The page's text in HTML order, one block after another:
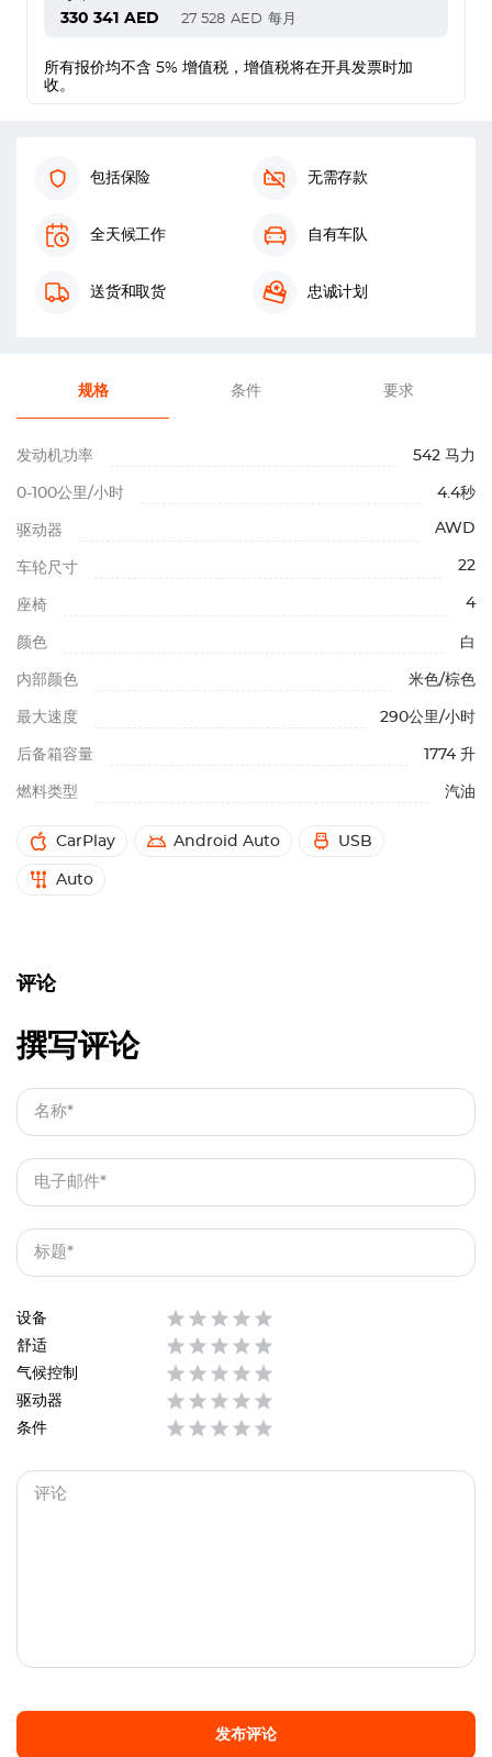
330 341 AED 27 528 AED 每月
所有报价均不含 5% 增值税，增值税将在开具发票时加
收。
包括保险 无需存款
全天候工作 自有车队
送货和取货 忠诚计划
规格 条件 要求
发动机功率 542 马力
0-100公里/小时 4.4秒
驱动器 AWD
车轮尺寸 22
座椅 4
颜色 白
内部颜色 米色/棕色
最大速度 290公里/小时
后备箱容量 1774 升
燃料类型 汽油
CarPlay Android Auto USB
Auto
评论
撰写评论
设备
舒适
气候控制
驱动器
条件
发布评论